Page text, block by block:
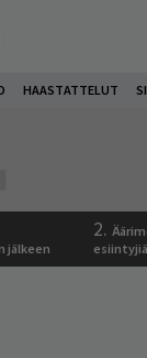
HAASTATTELUT
jälkeen
2.